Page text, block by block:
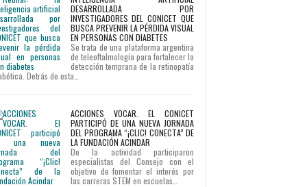
DESARROLLADA POR
INVESTIGADORES DEL CONICET QUE
BUSCA PREVENIR LA PÉRDIDA VISUAL
EN PERSONAS CON DIABETES
Se trata de una plataforma argentina
de teleoftalmología para fortalecer la
detección temprana de la retinopatía
Detrás de esta…
ACCIONES VOCAR. EL CONICET
PARTICIPÓ DE UNA NUEVA JORNADA
DEL PROGRAMA “¡CLIC! CONECTA” DE
LA FUNDACIÓN ACINDAR
De la actividad participaron
especialistas del Consejo con el
objetivo de fomentar el interés por
las carreras STEM en escuelas…